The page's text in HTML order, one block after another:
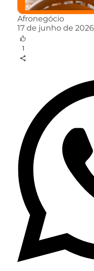
Afronegócio
17 de junho de 2026
1